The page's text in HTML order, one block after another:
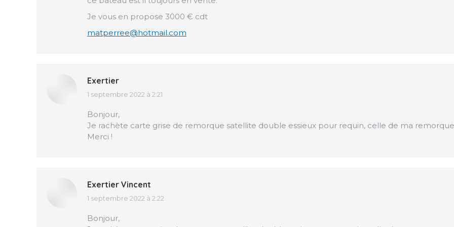
Je vous en propose 3000 € cdt
matperree@hotmail.com
Exertier
dit
1 septembre 2022 à 2:21
Bonjour,
Je rachète carte grise de remorque satellite double essieux pour requin, celle de ma
Merci !
Exertier Vincent
dit
1 septembre 2022 à 2:22
Bonjour,